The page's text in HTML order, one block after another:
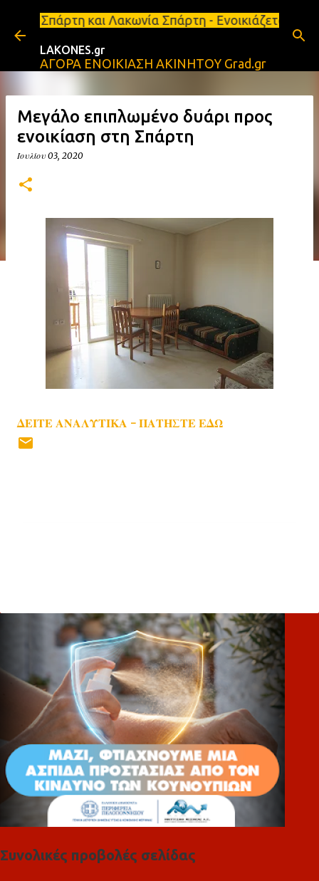
Μετάβαση στο κύριο περιεχόμενο
Λακωνία Σπάρτη - Ενοικιάζεται κατάστημα
LAKONES.gr
ΑΓΟΡΑ ΕΝΟΙΚΙΑΣΗ ΑΚΙΝΗΤΟΥ Grad.gr
Μεγάλο επιπλωμένο δυάρι προς
ενοικίαση στη Σπάρτη
Ιουλίου 03, 2020
ΔΕΙΤΕ ΑΝΑΛΥΤΙΚΑ - ΠΑΤΗΣΤΕ ΕΔΩ
λ
Συνολικές προβολές σελίδας